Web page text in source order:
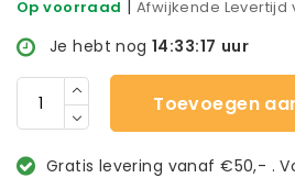
Op voorraad Afwijkende Levertijd
Je hebt nog 14:33:16 uur
Toevoegen
Gratis levering vanaf €50,- .